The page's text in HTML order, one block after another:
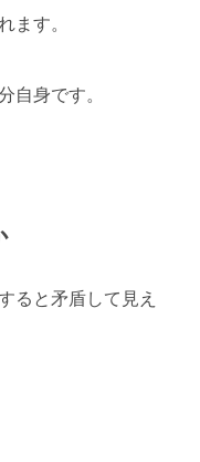
ます。
自身です。
ると矛盾して見え